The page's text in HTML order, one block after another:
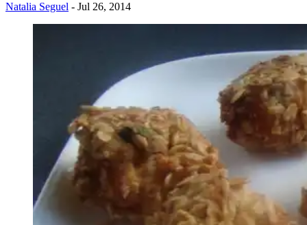
Natalia Seguel - Jul 26, 2014